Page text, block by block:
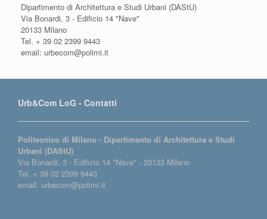
Dipartimento di Architettura e Studi Urbani (DAStU)
Via Bonardi, 3 - Edificio 14 "Nave"
20133 Milano
Tel. + 39 02 2399 9443
email: urbecom@polimi.it
Urb&Com LoG - Contatti
Politecnico di Milano - Dipartimento di Architettura e Studi
Urbani (DAStU)
Via Bonardi, 3 - Edificio 14 "Nave" - 20133 Milano
Tel. + 39 02 2399 9443
email: urbecom@polimi.it